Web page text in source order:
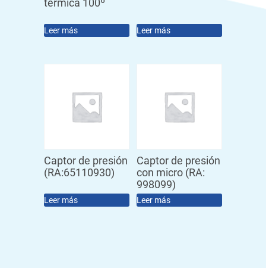
térmica 100º
Leer más Leer más
Captor de presión
(RA:65110930)
Leer más
Captor de presión
con micro (RA:
998099)
Leer más